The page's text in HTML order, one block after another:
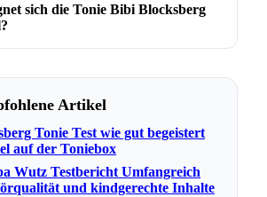
sich die Tonie Bibi Blocksberg
Artikel
Tonie Test wie gut begeistert
auf der Toniebox
Wutz Testbericht Umfangreich
und kindgerechte Inhalte